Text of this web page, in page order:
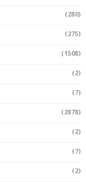
(280)
(275)
(1508)
(2)
(7)
(2878)
(2)
(7)
(2)